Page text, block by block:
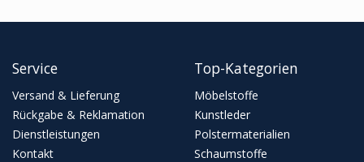
Service
Versand & Lieferung
Rückgabe & Reklamation
Dienstleistungen
Kontakt
Top-Kategorien
Möbelstoffe
Kunstleder
Polstermaterialien
Schaumstoffe